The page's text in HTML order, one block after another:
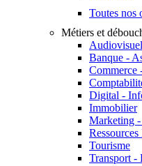
Toutes nos
Métiers et
Audiovisuel
Banque -
Commerce
Digital -
Immobilier
Marketing
Tourisme
Transport -